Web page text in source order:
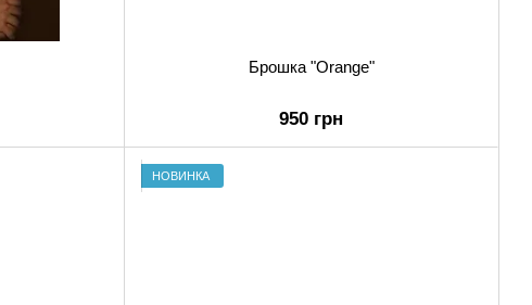
Брошка "Orange"
950 грн
НОВИНКА